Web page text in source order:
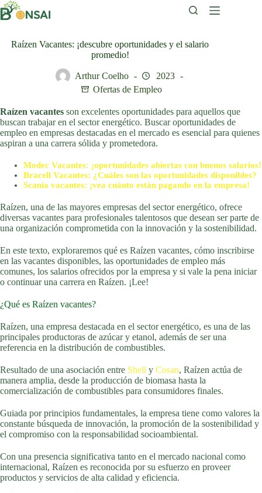
Saltar
al
Raízen Vacantes: ¡descubre oportunidades y el salario
promedio!
Arthur Coelho
2023
Ofertas de Empleo
Raízen vacantes son excelentes oportunidades para aquellos que
buscan trabajar en el sector energético. Buscar oportunidades de
empleo en empresas destacadas en el mercado es esencial para quienes
aspiran a una carrera sólida y prometedora.
Modec Vacantes: ¡oportunidades abiertas con buenos salarios!
Bracell Vacantes: ¿Cuáles son las oportunidades disponibles?
Scania vacantes: ¡vea cuánto están pagando en la empresa!
Raízen, una de las mayores empresas del sector energético, ofrece
diversas vacantes para profesionales talentosos que desean ser parte de
una organización comprometida con la innovación y la sostenibilidad.
En este texto, exploraremos qué es Raízen vacantes, cómo inscribirse
en las vacantes disponibles, las oportunidades de empleo más
comunes, los salarios ofrecidos por la empresa y si vale la pena iniciar
o continuar una carrera en Raízen. ¡Lee!
¿Qué es Raízen vacantes?
Raízen, una empresa destacada en el sector energético, es una de las
principales productoras de azúcar y etanol, además de ser una
referencia en la distribución de combustibles.
Resultado de una asociación entre Shell y Cosan, Raízen actúa de
manera amplia, desde la producción de biomasa hasta la
comercialización de combustibles para consumidores finales.
Guiada por principios fundamentales, la empresa tiene como valores la
constante búsqueda de innovación, la promoción de la sostenibilidad y
el compromiso con la responsabilidad socioambiental.
Con una presencia significativa tanto en el mercado nacional como
internacional, Raízen es reconocida por su esfuerzo en proveer
productos y servicios de alta calidad y eficiencia.